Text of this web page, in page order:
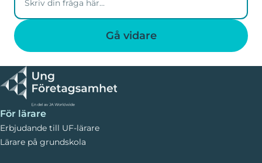
För lärare
Erbjudande till UF-lärare
Lärare på grundskola